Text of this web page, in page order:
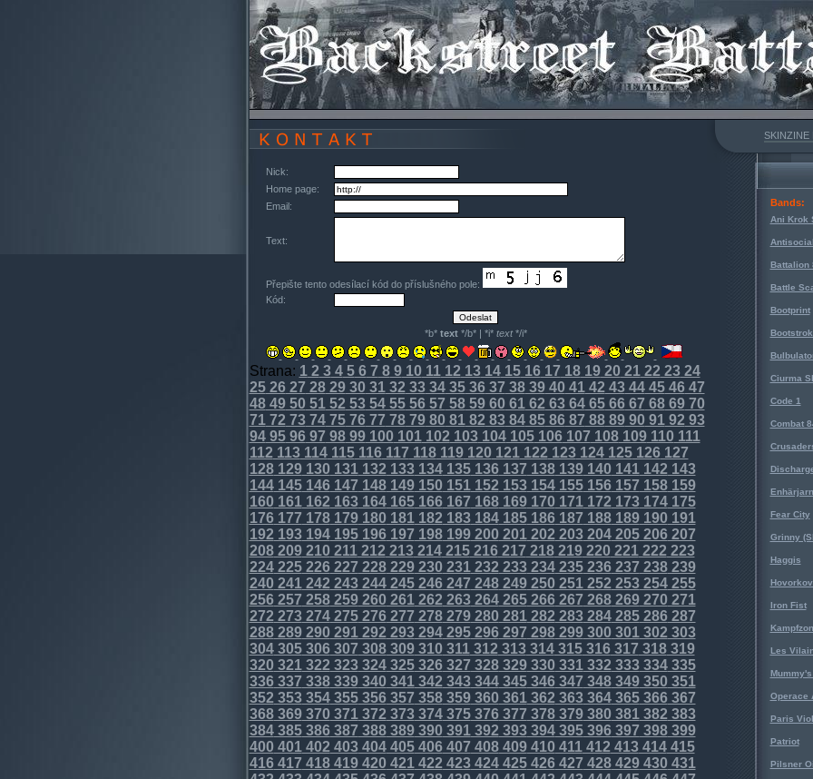
SKINZINE
Nick:
Home page:
Email:
Text:
Přepište tento odesílací kód do příslušného pole:
Kód:
*b* text*/b* | *i* text*/i*
Strana: 12 34567 89101112 1314151617 1819202122 2324
252627 2829303132 3334353637 3839404142 4344454647
4849505152 5354555657 5859606162 6364656667 686970
7172 7374757677 7879808182 8384858687 8889909192 93
94959697 9899100101102 103104105106107 108109110111
112 113114115116117 118119120121122 123124125126127
128129130131132 133134135136137 138139140141142 143
144145146147 148149150151152 153154155156157 158159
160161162 163164165166167 168169170171172 173174175
176177 178179180181182 183184185186187 188189190191
192 193194195196197 198199200201202 203204205206207
208209210211212 213214215216217 218219220221222 223
224225226227 228229230231232 233234235236237 238239
240241242 243244245246247 248249250251252 253254255
256257 258259260261262 263264265266267 268269270271
272 273274275276277 278279280281282 283284285286287
288289290291292 293294295296297 298299300301302 303
304305306307 308309310311312 313314315316317 318319
320321322 323324325326327 328329330331332 333334335
336337 338339340341342 343344345346347 348349350351
352 353354355356357 358359360361362 363364365366367
368369370371372 373374375376377 378379380381382 383
384385386387 388389390391392 393394395396397 398399
400401402 403404405406407 408409410411412 413414415
416417 418419420421422 423424425426427 428429430431
Bands:
Ani Krok
Battalion
Battle
Bootprint
Ciurma
Code 1
Combat
Fear City
Grinny
Haggis
Iron Fist
Les
Operace
Paris
Patriot
Pilsner